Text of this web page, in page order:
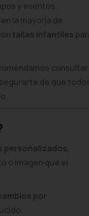
y eventos.
en la mayoría de
tallas infantiles
consultar
de que
personalizados,
o imagen que el
por